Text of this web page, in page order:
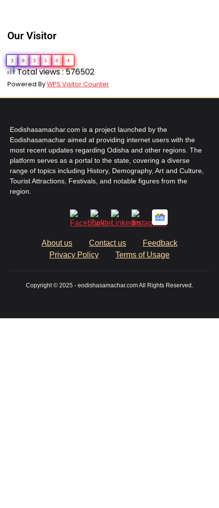
Our Visitor
3 0 3 5 0 4
Total views : 576502
Powered ByWPS Visitor Counter
Eodishasamachar.com is a project launched by the
Eodishasamachar aimed at providing internet users with the
most recent updates regarding Odisha and other regions. The
platform serves as a portal to the state, covering a diverse
range of topics including History, Demography, Art and Culture,
Tourist Attractions, Festivals, and notable figures from the
region.
About us Contact us
Feedback
Privacy Policy
Terms of Usage
Copyright © 2025 - eodishasamachar.com All Rights Reserved.